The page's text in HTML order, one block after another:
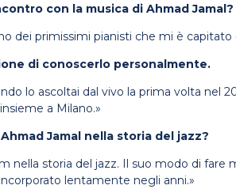
con la musica di Ahmad Jamal?
dei primissimi pianisti che mi è
di conoscerlo personalmente.
lo ascoltai dal vivo la prima volta nel
a Milano.»
Jamal nella storia del jazz?
nella storia del jazz. Il suo modo di fare
lentamente negli anni.»